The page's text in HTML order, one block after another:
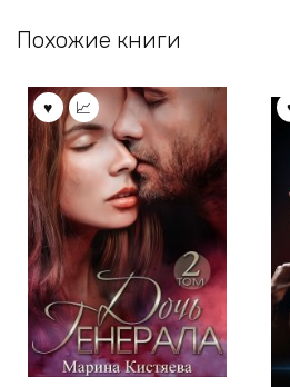
Похожие книги